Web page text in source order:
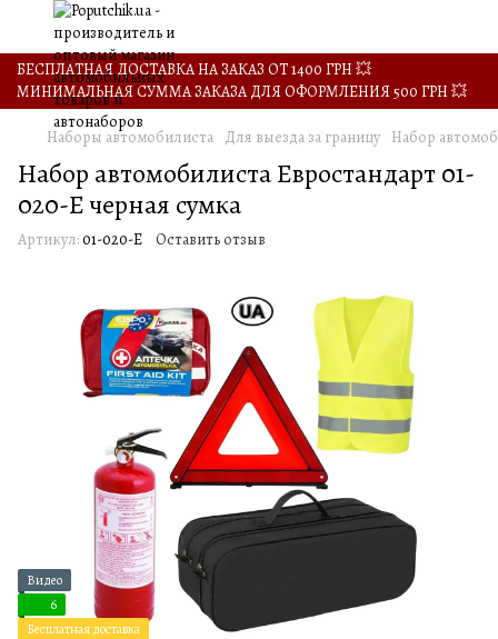
БЕСПЛАТНАЯ ДОСТАВКА НА ЗАКАЗ ОТ 1400 ГРН 💥
МИНИМАЛЬНАЯ СУММА ЗАКАЗА ДЛЯ ОФОРМЛЕНИЯ 500 ГРН 💥
Наборы автомобилиста Для выезда за границу Набор
Набор автомобилиста Евростандарт 01-
020-Е черная сумка
Артикул:01-020-Е Оставить отзыв
Видео
6
Бесплатная доставка